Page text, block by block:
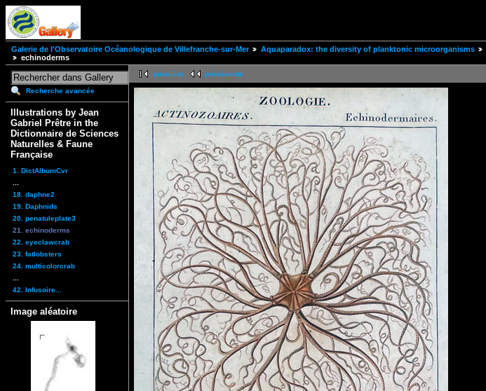
Galerie de l'Observatoire Océanologique de Villefranche-sur-Mer Aquaparadox: the diversity of planktonic microorganisms
echinoderms
Recherche avancée
Illustrations by Jean
Gabriel Prêtre in the
Dictionnaire de Sciences
Naturelles & Faune
Française
1. DictAlbumCvr
18. daphne2
19. Daphnids
20. penatuleplate3
21. echinoderms
22. eyeclawcrab
23. fatlobsters
24. multicolorcrab
42. Infusoire...
Image aléatoire
première précédente